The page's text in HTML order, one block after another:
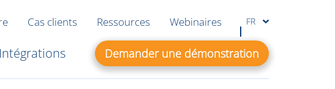
Cas clients Ressources Webinaires FR
Intégrations Demander une démonstration